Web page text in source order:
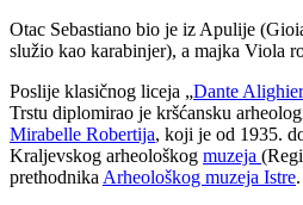
Otac Sebastiano bio je iz Apulije
služio kao karabinjer), a majka Viola
Poslije klasičnog liceja „Dante
Trstu diplomirao je kršćansku
Mirabelle Robertija, koji je od 1935.
Kraljevskog arheološkog muzeja
prethodnika Arheološkog muzeja Istre.